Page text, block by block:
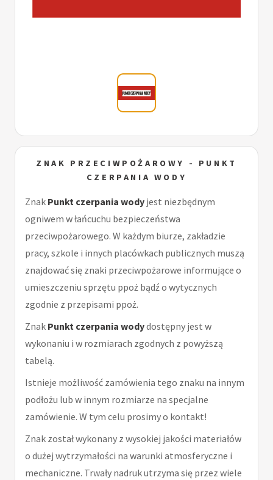
ZNAK PRZECIWPOŻAROWY - PUNKT
CZERPANIA WODY
Znak Punkt czerpania wody jest niezbędnym
ogniwem w łańcuchu bezpieczeństwa
przeciwpożarowego. W każdym biurze, zakładzie
pracy, szkole i innych placówkach publicznych muszą
znajdować się znaki przeciwpożarowe informujące o
umieszczeniu sprzętu ppoż bądź o wytycznych
zgodnie z przepisami ppoż.
Znak Punkt czerpania wodydostępny jest w
wykonaniu i w rozmiarach zgodnych z powyższą
tabelą.
Istnieje możliwość zamówienia tego znaku na innym
podłożu lub w innym rozmiarze na specjalne
zamówienie. W tym celu prosimy o kontakt!
Znak został wykonany z wysokiej jakości materiałów
o dużej wytrzymałości na warunki atmosferyczne i
mechaniczne. Trwały nadruk utrzyma się przez wiele